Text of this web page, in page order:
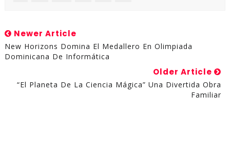
Newer Article
New Horizons Domina El Medallero En Olimpiada
Dominicana De Informática
Older Article
“El Planeta De La Ciencia Mágica” Una Divertida Obra
Familiar